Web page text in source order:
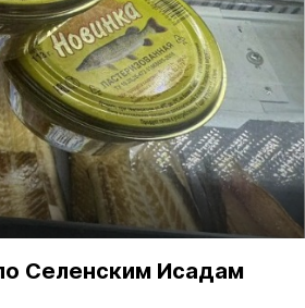
Селенским Исадам